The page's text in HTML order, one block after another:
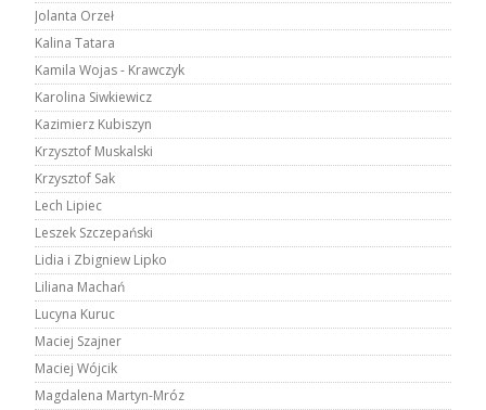
Jolanta Orzeł
Kalina Tatara
Kamila Wojas - Krawczyk
Karolina Siwkiewicz
Kazimierz Kubiszyn
Krzysztof Muskalski
Krzysztof Sak
Lech Lipiec
Leszek Szczepański
Lidia i Zbigniew Lipko
Liliana Machań
Lucyna Kuruc
Maciej Szajner
Maciej Wójcik
Magdalena Martyn-Mróz